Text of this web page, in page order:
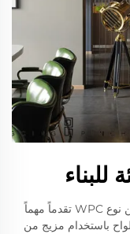
تمثل الفوائد البيئية للوحات الجدران الخارجية من نوع WPC تقدماً مهماً
باستخدام مزيج من